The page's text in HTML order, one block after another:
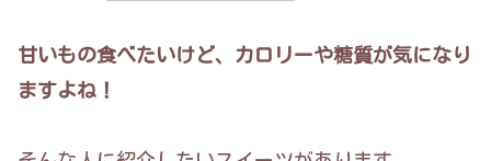
甘いもの食べたいけど、カロリーや糖質が気になり
ますよね！